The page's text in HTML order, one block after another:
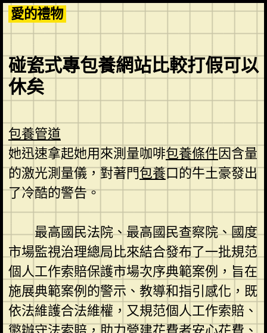
Skip
to
content
愛的禮物
碰瓷式專包養網站比較打假可以
休矣
包養管道
她迅速拿起她用來測量咖啡包養條件因含量
的激光測量儀，對著門包養口的牛土豪發出
了冷酷的警告。
最高國民法院、最高國民查察院、國度
市場監視治理總局比來結合發布了一批規范
個人工作索賠保護市場次序典範案例，旨在
施展典範案例的警示、教導和指引感化，既
依法維護合法維權，又規范個人工作索賠、